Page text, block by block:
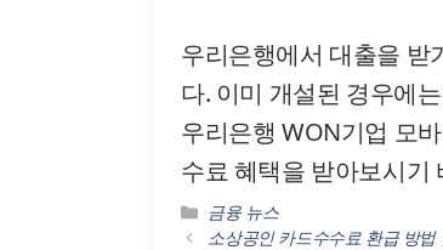
우리은행에서 대출을 받
다. 이미 개설된 경우에
우리은행 WON기업 모
수료 혜택을 받아보시기
카
테
금융 뉴스
소상공인 카드수수료 환급 방법